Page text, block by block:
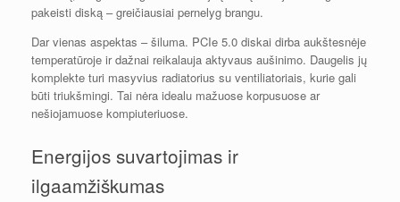
pakeisti diską – greičiausiai pernelyg brangu.
Dar vienas aspektas – šiluma. PCIe 5.0 diskai dirba aukštesnėje
temperatūroje ir dažnai reikalauja aktyvaus aušinimo. Daugelis jų
komplekte turi masyvius radiatorius su ventiliatoriais, kurie gali
būti triukšmingi. Tai nėra idealu mažuose korpusuose ar
nešiojamuose kompiuteriuose.
Energijos suvartojimas ir
ilgaamžiškumas